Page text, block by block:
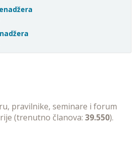
pravilnike, seminare i forum
(trenutno članova: 39.550).